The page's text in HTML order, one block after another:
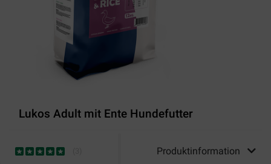
Lukos Adult mit Ente Hundefutter
Produktinformation